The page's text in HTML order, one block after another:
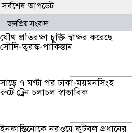
সর্বশেষ আপডেট
জনপ্রিয় সংবাদ
যৌথ প্রতিরক্ষা চুক্তি স্বাক্ষর করেছে
সৌদি-তুরস্ক-পাকিস্তান
সাড়ে ৭ ঘণ্টা পর ঢাকা-ময়মনসিংহ
রুটে ট্রেন চলাচল স্বাভাবিক
ইনফান্তিনোকে নরওয়ে ফুটবল প্রধানের